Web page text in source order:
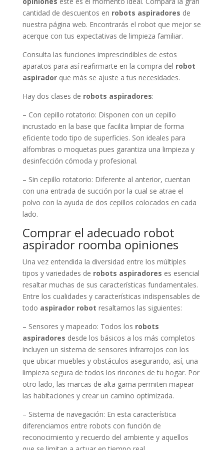
cantidad de descuentos en robots aspiradores de
nuestra página web. Encontrarás el robot que mejor se
acerque con tus expectativas de limpieza familiar.
Consulta las funciones imprescindibles de estos
aparatos para así reafirmarte en la compra del robot
aspiradorque más se ajuste a tus necesidades.
Hay dos clases de robots aspiradores:
– Con cepillo rotatorio: Disponen con un cepillo
incrustado en la base que facilita limpiar de forma
eficiente todo tipo de superficies. Son ideales para
alfombras o moquetas pues garantiza una limpieza y
desinfección cómoda y profesional.
– Sin cepillo rotatorio: Diferente al anterior, cuentan
con una entrada de succión por la cual se atrae el
polvo con la ayuda de dos cepillos colocados en cada
lado.
Comprar el adecuado robot
aspirador roomba opiniones
Una vez entendida la diversidad entre los múltiples
tipos y variedades de robots aspiradores es esencial
resaltar muchas de sus características fundamentales.
Entre los cualidades y características indispensables de
todo aspirador robot resaltamos las siguientes:
– Sensores y mapeado: Todos los robots
aspiradores desde los básicos a los más completos
incluyen un sistema de sensores infrarrojos con los
que ubicar muebles y obstáculos asegurando, así, una
limpieza segura de todos los rincones de tu hogar. Por
otro lado, las marcas de alta gama permiten mapear
las habitaciones y crear un camino optimizada.
– Sistema de navegación: En esta característica
diferenciamos entre robots con función de
reconocimiento y recuerdo del ambiente y aquellos